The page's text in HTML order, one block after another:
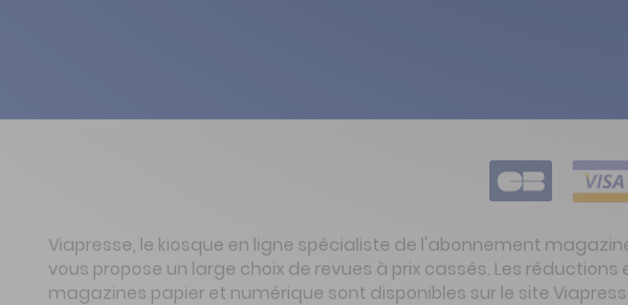
Viapresse, le kiosque en ligne spécialiste de l'abonnement
vous propose un large choix de revues à prix cassés. Les
magazines papier et numérique sont disponibles sur le site